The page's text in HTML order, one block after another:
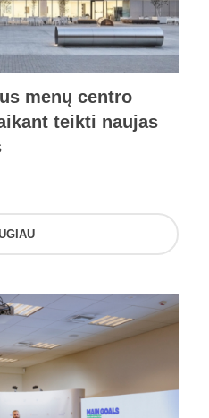
menų centro
teikti naujas